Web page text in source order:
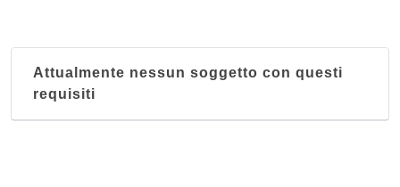
Attualmente nessun soggetto con questi
requisiti